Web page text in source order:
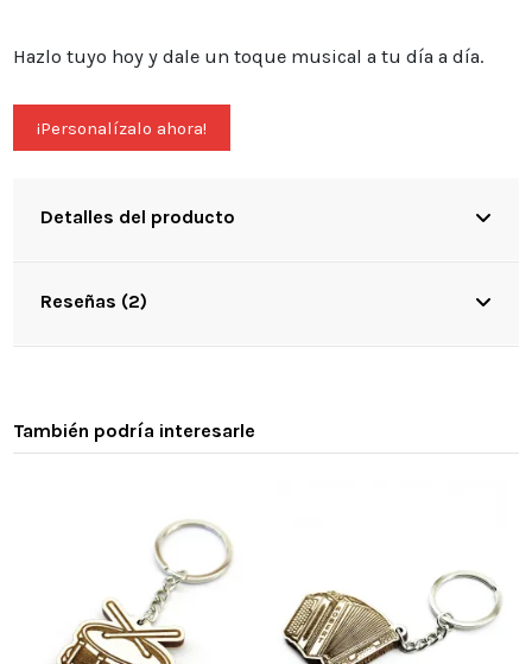
Hazlo tuyo hoy y dale un toque musical a tu día a día.
¡Personalízalo ahora!
Detalles del producto
Reseñas (2)
También podría interesarle